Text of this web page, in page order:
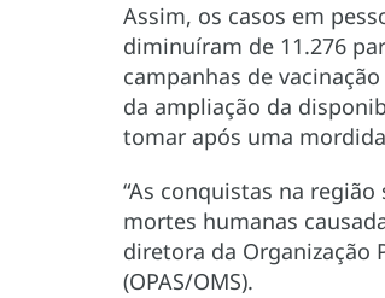
Assim, os casos em
diminuíram de 11.276
campanhas de
da ampliação da
tomar após uma
“As conquistas na
mortes humanas
diretora da Organização
(OPAS/OMS).